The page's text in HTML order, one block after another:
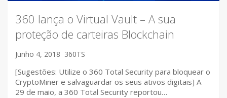
360 lança o Virtual Vault – A sua
proteção de carteiras Blockchain
Junho 4, 2018 360TS
[Sugestões: Utilize o 360 Total Security para bloquear o
CryptoMiner e salvaguardar os seus ativos digitais] A
29 de maio, a 360 Total Security reportou…